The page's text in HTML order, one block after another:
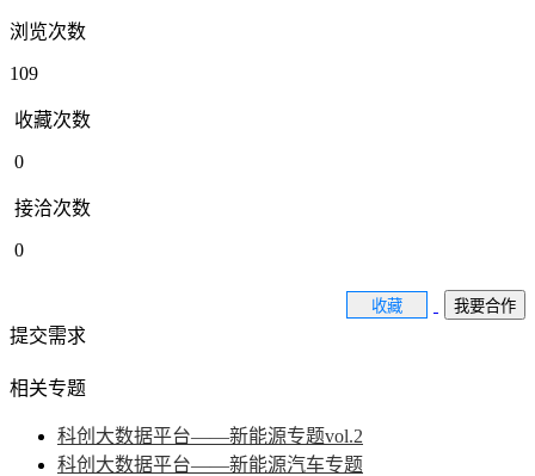
浏览次数
109
收藏次数
0
接洽次数
0
收藏 我要合作
提交需求
相关专题
科创大数据平台——新能源专题vol.2
科创大数据平台——新能源汽车专题